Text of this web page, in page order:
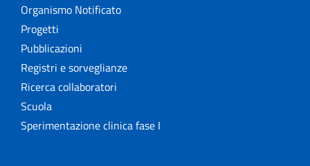
Organismo Notificato
Progetti
Pubblicazioni
Registri e sorveglianze
Ricerca collaboratori
Scuola
Sperimentazione clinica fase I